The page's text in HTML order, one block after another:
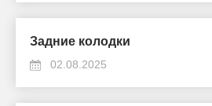
Задние колодки
02.08.2025